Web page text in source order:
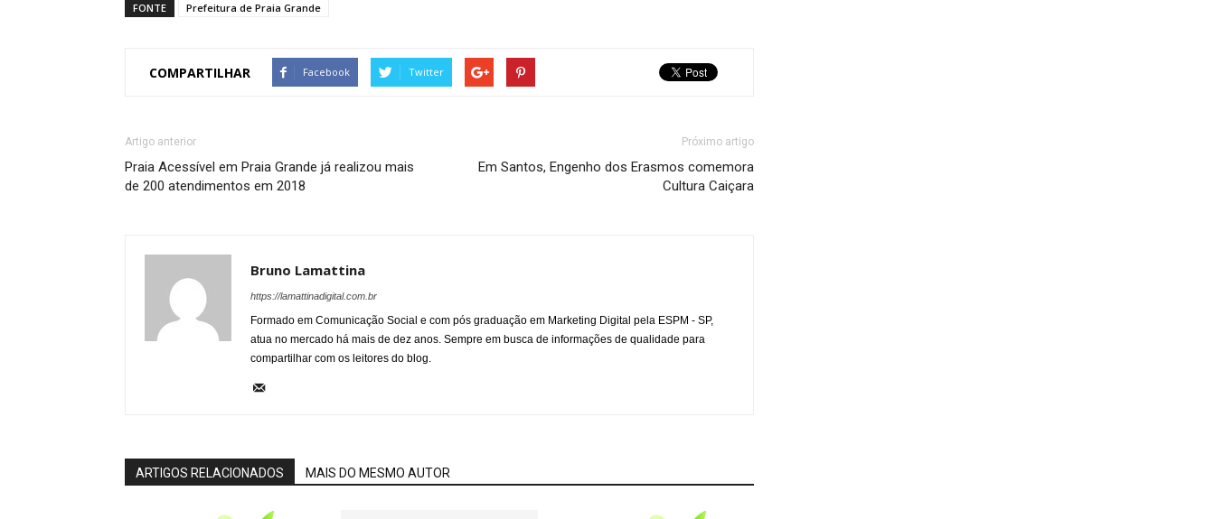
FONTE Prefeitura de Praia Grande
COMPARTILHAR Facebook Twitter
Artigo anterior
Praia Acessível em Praia Grande já realizou mais
de 200 atendimentos em 2018
Próximo artigo
Em Santos, Engenho dos Erasmos comemora
Cultura Caiçara
Bruno Lamattina
https://lamattinadigital.com.br
Formado em Comunicação Social e com pós graduação em Marketing Digital pela ESPM - SP,
atua no mercado há mais de dez anos. Sempre em busca de informações de qualidade para
compartilhar com os leitores do blog.
ARTIGOS RELACIONADOS MAIS DO MESMO AUTOR